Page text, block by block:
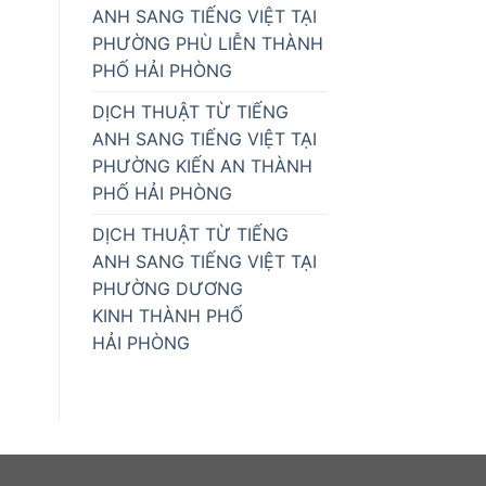
ANH SANG TIẾNG VIỆT TẠI
PHƯỜNG PHÙ LIỄN THÀNH
PHỐ HẢI PHÒNG
DỊCH THUẬT TỪ TIẾNG
ANH SANG TIẾNG VIỆT TẠI
PHƯỜNG KIẾN AN THÀNH
PHỐ HẢI PHÒNG
DỊCH THUẬT TỪ TIẾNG
ANH SANG TIẾNG VIỆT TẠI
PHƯỜNG DƯƠNG
KINH THÀNH PHỐ
HẢI PHÒNG